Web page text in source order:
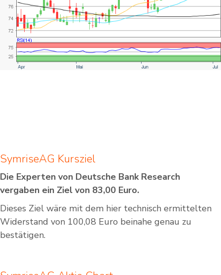
SymriseAG Kursziel
Die Experten von Deutsche Bank Research
vergaben ein Ziel von 83,00 Euro.
Dieses Ziel wäre mit dem hier technisch ermittelten
Widerstand von 100,08 Euro beinahe genau zu
bestätigen.